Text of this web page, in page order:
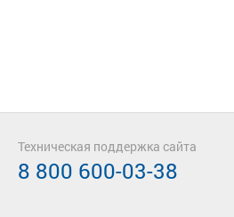
Техническая поддержка сайта
8 800 600-03-38